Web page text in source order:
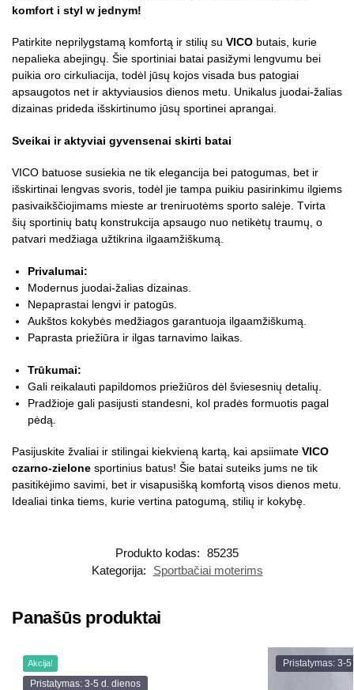
komfort i styl w jednym!
Patirkite neprilygstamą komfortą ir stilių su VICO butais, kurie
nepalieka abejingų. Šie sportiniai batai pasižymi lengvumu bei
puikia oro cirkuliacija, todėl jūsų kojos visada bus patogiai
apsaugotos net ir aktyviausios dienos metu. Unikalus juodai-žalias
dizainas prideda išskirtinumo jūsų sportinei aprangai.
Sveikai ir aktyviai gyvensenai skirti batai
VICO batuose susiekia ne tik elegancija bei patogumas, bet ir
išskirtinai lengvas svoris, todėl jie tampa puikiu pasirinkimu ilgiems
pasivaikščiojimams mieste ar treniruotėms sporto salėje. Tvirta
šių sportinių batų konstrukcija apsaugo nuo netikėtų traumų, o
patvari medžiaga užtikrina ilgaamžiškumą.
Privalumai:
Modernus juodai-žalias dizainas.
Nepaprastai lengvi ir patogūs.
Aukštos kokybės medžiagos garantuoja ilgaamžiškumą.
Paprasta priežiūra ir ilgas tarnavimo laikas.
Trūkumai:
Gali reikalauti papildomos priežiūros dėl šviesesnių detalių.
Pradžioje gali pasijusti standesni, kol pradės formuotis pagal
pėdą.
Pasijuskite žvaliai ir stilingai kiekvieną kartą, kai apsiimate VICO
czarno-zielone sportinius batus! Šie batai suteiks jums ne tik
pasitikėjimo savimi, bet ir visapusišką komfortą visos dienos metu.
Idealiai tinka tiems, kurie vertina patogumą, stilių ir kokybę.
Produkto kodas: 85235
Kategorija:
Sportbačiai moterims
Panašūs produktai
Akcija!
Pristatymas: 3-5 d. dienos
Pristatymas: 3-